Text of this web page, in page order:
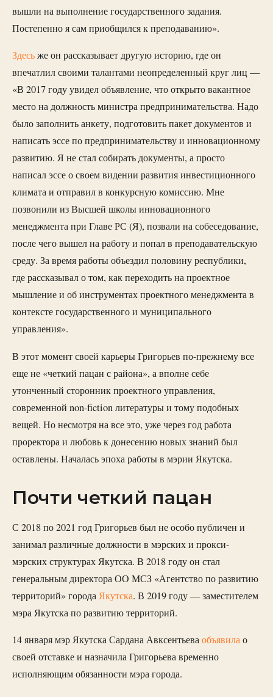
вышли на выполнение государственного задания.
Постепенно я сам приобщился к преподаванию».
Здесьже он рассказывает другую историю, где он
впечатлил своими талантами неопределенный круг лиц —
«В 2017 году увидел объявление, что открыто вакантное
место на должность министра предпринимательства. Надо
было заполнить анкету, подготовить пакет документов и
написать эссе по предпринимательству и инновационному
развитию. Я не стал собирать документы, а просто
написал эссе о своем видении развития инвестиционного
климата и отправил в конкурсную комиссию. Мне
позвонили из Высшей школы инновационного
менеджмента при Главе РС (Я), позвали на собеседование,
после чего вышел на работу и попал в преподавательскую
среду. За время работы объездил половину республики,
где рассказывал о том, как переходить на проектное
мышление и об инструментах проектного менеджмента в
контексте государственного и муниципального
управления».
В этот момент своей карьеры Григорьев по-прежнему все
еще не «четкий пацан с района», а вполне себе
утонченный сторонник проектного управления,
современной non-fiction литературы и тому подобных
вещей. Но несмотря на все это, уже через год работа
проректора и любовь к донесению новых знаний был
оставлены. Началась эпоха работы в мэрии Якутска.
Почти четкий пацан
С 2018 по 2021 год Григорьев был не особо публичен и
занимал различные должности в мэрских и прокси-
мэрских структурах Якутска. В 2018 году он стал
генеральным директора ОО МСЗ «Агентство по развитию
территорий» городаЯкутска. В 2019 году — заместителем
мэра Якутска по развитию территорий.
14 января мэр Якутска Сардана Авксентьеваобъявилао
своей отставке и назначила Григорьева временно
исполняющим обязанности мэра города.